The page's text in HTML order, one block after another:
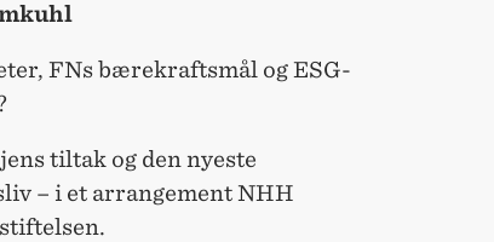
FNs bærekraftsmål og ESG-
tiltak og den nyeste
– i et arrangement NHH